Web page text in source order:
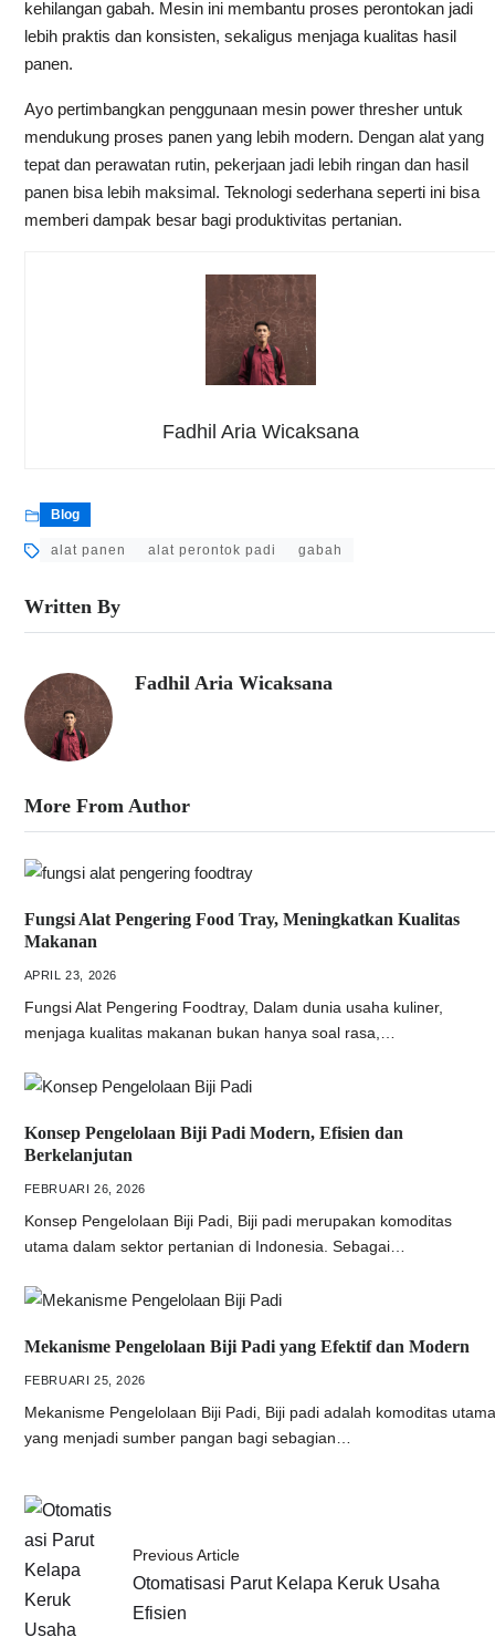
kehilangan gabah. Mesin ini membantu proses perontokan jadi
lebih praktis dan konsisten, sekaligus menjaga kualitas hasil
panen.
Ayo pertimbangkan penggunaan mesin power thresher untuk
mendukung proses panen yang lebih modern. Dengan alat yang
tepat dan perawatan rutin, pekerjaan jadi lebih ringan dan hasil
panen bisa lebih maksimal. Teknologi sederhana seperti ini bisa
memberi dampak besar bagi produktivitas pertanian.
Fadhil Aria Wicaksana
Blog
alat panen alat perontok padi gabah
Written By
Fadhil Aria Wicaksana
More From Author
Fungsi Alat Pengering Food Tray, Meningkatkan Kualitas
Makanan
APRIL 23, 2026
Fungsi Alat Pengering Foodtray, Dalam dunia usaha kuliner,
menjaga kualitas makanan bukan hanya soal rasa,…
Konsep Pengelolaan Biji Padi Modern, Efisien dan
Berkelanjutan
FEBRUARI 26, 2026
Konsep Pengelolaan Biji Padi, Biji padi merupakan komoditas
utama dalam sektor pertanian di Indonesia. Sebagai…
Mekanisme Pengelolaan Biji Padi yang Efektif dan Modern
FEBRUARI 25, 2026
Mekanisme Pengelolaan Biji Padi, Biji padi adalah komoditas utama
yang menjadi sumber pangan bagi sebagian…
Previous Article
Otomatisasi Parut Kelapa Keruk Usaha
Efisien